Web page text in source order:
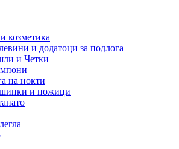
козметика
и додатоци за подлога
и Четки
на нокти
и ножици